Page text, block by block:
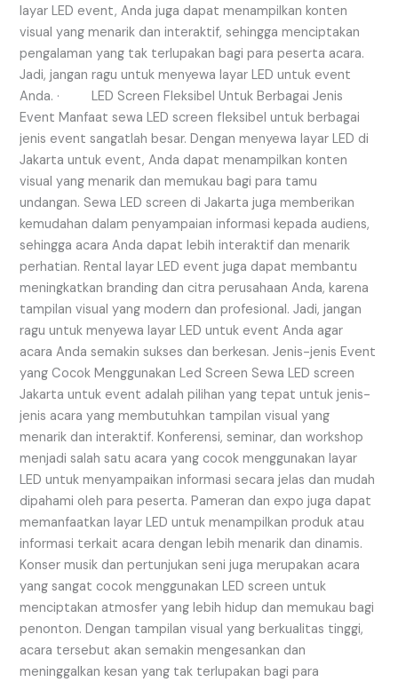
layar LED event, Anda juga dapat menampilkan konten
visual yang menarik dan interaktif, sehingga menciptakan
pengalaman yang tak terlupakan bagi para peserta acara.
Jadi, jangan ragu untuk menyewa layar LED untuk event
Anda. · LED Screen Fleksibel Untuk Berbagai Jenis
Event Manfaat sewa LED screen fleksibel untuk berbagai
jenis event sangatlah besar. Dengan menyewa layar LED di
Jakarta untuk event, Anda dapat menampilkan konten
visual yang menarik dan memukau bagi para tamu
undangan. Sewa LED screen di Jakarta juga memberikan
kemudahan dalam penyampaian informasi kepada audiens,
sehingga acara Anda dapat lebih interaktif dan menarik
perhatian. Rental layar LED event juga dapat membantu
meningkatkan branding dan citra perusahaan Anda, karena
tampilan visual yang modern dan profesional. Jadi, jangan
ragu untuk menyewa layar LED untuk event Anda agar
acara Anda semakin sukses dan berkesan. Jenis-jenis Event
yang Cocok Menggunakan Led Screen Sewa LED screen
Jakarta untuk event adalah pilihan yang tepat untuk jenis-
jenis acara yang membutuhkan tampilan visual yang
menarik dan interaktif. Konferensi, seminar, dan workshop
menjadi salah satu acara yang cocok menggunakan layar
LED untuk menyampaikan informasi secara jelas dan mudah
dipahami oleh para peserta. Pameran dan expo juga dapat
memanfaatkan layar LED untuk menampilkan produk atau
informasi terkait acara dengan lebih menarik dan dinamis.
Konser musik dan pertunjukan seni juga merupakan acara
yang sangat cocok menggunakan LED screen untuk
menciptakan atmosfer yang lebih hidup dan memukau bagi
penonton. Dengan tampilan visual yang berkualitas tinggi,
acara tersebut akan semakin mengesankan dan
meninggalkan kesan yang tak terlupakan bagi para